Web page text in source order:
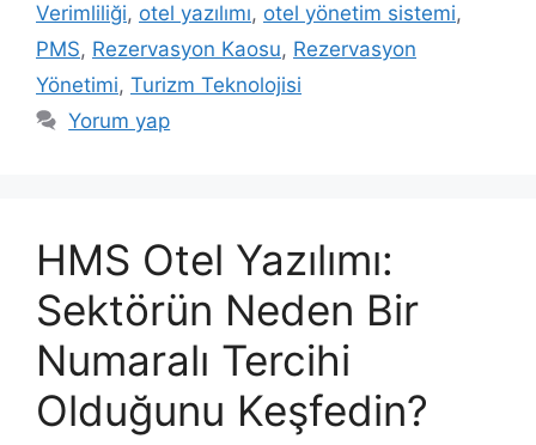
Verimliliği, otel yazılımı, otel yönetim sistemi,
PMS, Rezervasyon Kaosu, Rezervasyon
Yönetimi, Turizm Teknolojisi
Yorum yap
HMS Otel Yazılımı:
Sektörün Neden Bir
Numaralı Tercihi
Olduğunu Keşfedin?